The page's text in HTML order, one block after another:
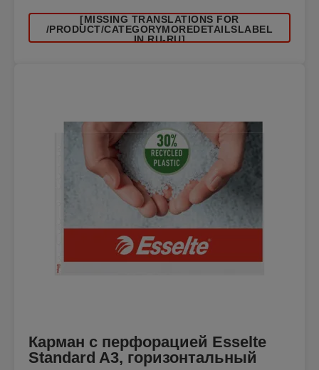
[MISSING TRANSLATIONS FOR
/PRODUCT/CATEGORYMOREDETAILSLABEL
IN RU-RU]
Карман с перфорацией Esselte
Standard A3, горизонтальный